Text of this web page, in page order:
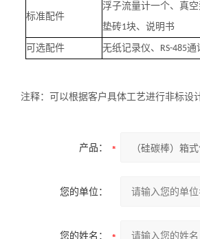
标准配件
浮子流量计一个、真
垫砖1块、说明书
可选配件 无纸记录仪、 RS-485通
注释：可以根据客户具体工艺进行非标设
产品：
您的单位：
您的姓名：